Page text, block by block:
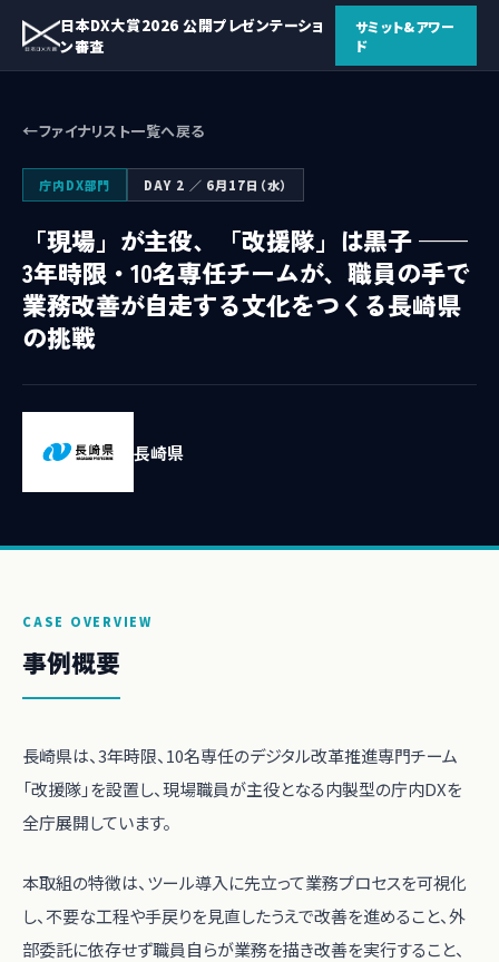
日本DX大賞2026 公開プレゼンテーショ
ン審査
サミット&アワー
ド
ファイナリスト一覧へ戻る
庁内DX部門 DAY 2 ／ 6月17日（水）
「現場」が主役、「改援隊」は黒子 ——
3年時限・10名専任チームが、職員の手で
業務改善が自走する文化をつくる長崎県
の挑戦
長崎県
CASE OVERVIEW
事例概要
長崎県は、3年時限、10名専任のデジタル改革推進専門チーム
「改援隊」を設置し、現場職員が主役となる内製型の庁内DXを
全庁展開しています。
本取組の特徴は、ツール導入に先立って業務プロセスを可視化
し、不要な工程や手戻りを見直したうえで改善を進めること、外
部委託に依存せず職員自らが業務を描き改善を実行すること、